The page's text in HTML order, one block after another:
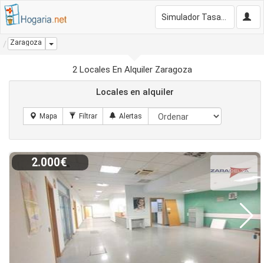
Zaragoza Dropdown
2 Locales En Alquiler Zaragoza
Locales en alquiler
2.000€